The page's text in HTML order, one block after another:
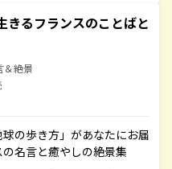
きるフランスのことばと
＆絶景
の歩き方」があなたにお届
名言と癒やしの絶景集